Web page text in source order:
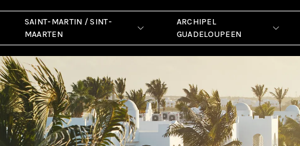
SAINT-MARTIN / SINT-
MAARTEN
ARCHIPEL
GUADELOUPEEN
Anguilla
SMALL AND EXCLUSIVE